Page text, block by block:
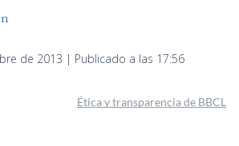
de 2013 | Publicado a las 17:56
Ética y transparencia de BBCL